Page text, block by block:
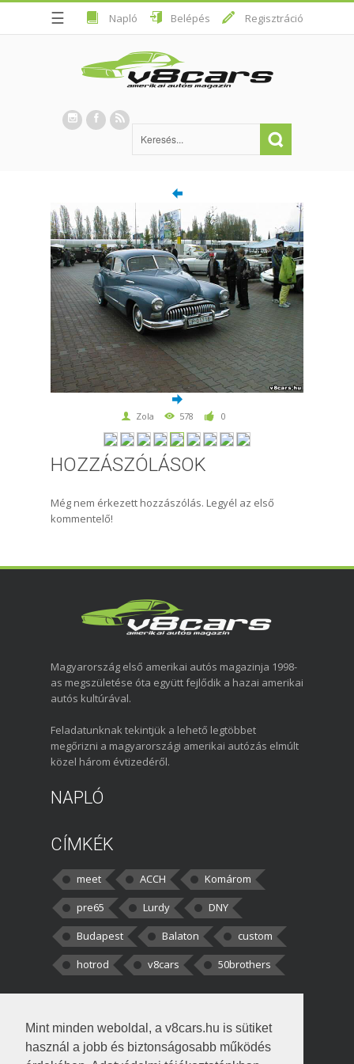
Mint minden weboldal, a v8cars.hu is sütiket
használ a jobb és biztonságosabb működés
☰ Napló Belépés Regisztráció
Zola 578 0
HOZZÁSZÓLÁSOK
Még nem érkezett hozzászólás. Legyél az első
kommentelő!
Magyarország első amerikai autós magazinja 1998-
as megszületése óta együtt fejlődik a hazai amerikai
autós kultúrával.
Feladatunknak tekintjük a lehető legtöbbet
megőrizni a magyarországi amerikai autózás elmúlt
közel három évtizedéről.
NAPLÓ
CÍMKÉK
meet ACCH
Komárom
pre65
Lurdy
DNY
Budapest
Balaton
custom
hotrod
v8cars 50brothers
kortisz:Elszúrtam! Én csak két
darabbaal számoltam. Nem tudtam, hogy fél autót,